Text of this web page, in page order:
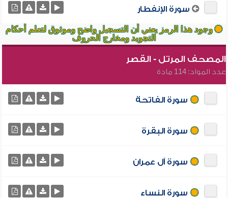
سورة الإنفطار
وجود هذا الرمز يعني أن التسجيل واضح وموثوق لتعلم أحكام
التجويد ومخارج الحروف
المصحف المرتل - القصر
عدد المواد: 114 مادة
سورة الفاتحة
سورة البقرة
سورة آل عمران
سورة النساء